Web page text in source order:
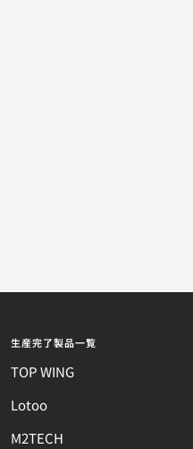
生産完了製品一覧
TOP WING
Lotoo
M2TECH